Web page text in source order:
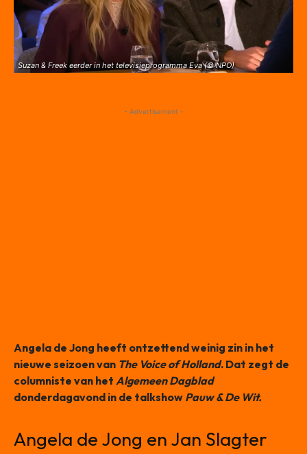
Suzan & Freek eerder in het televisieprogramma Eva (© NPO)
- Advertisement -
Angela de Jong heeft ontzettend weinig zin in het
nieuwe seizoen van The Voice of Holland. Dat zegt de
columniste van het Algemeen Dagblad
donderdagavond in de talkshow Pauw & De Wit.
Angela de Jong en Jan Slagter